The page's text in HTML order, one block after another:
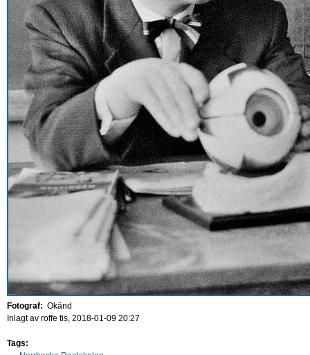
Fotograf: Okänd
Inlagt av roffe tis, 2018-01-09 20:27
Tags: